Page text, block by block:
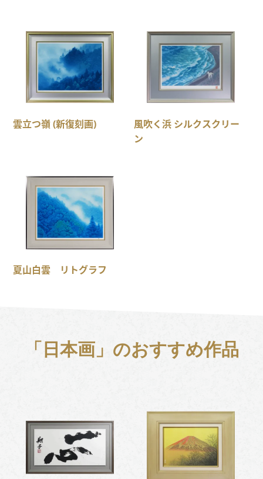
雲立つ嶺 (新復刻画)
風吹く浜 シルクスクリー
ン
夏山白雲 リトグラフ
「日本画」のおすすめ作品